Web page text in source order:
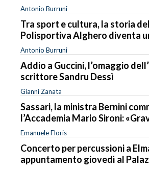
Antonio Burruni
Tra sport e cultura, la storia
Polisportiva Alghero diventa
Antonio Burruni
Addio a Guccini, l’omaggio
scrittore Sandru Dessì
Gianni Zanata
Sassari, la ministra Bernini
l’Accademia Mario Sironi:
Emanuele Floris
Concerto per percussioni a
appuntamento giovedì al